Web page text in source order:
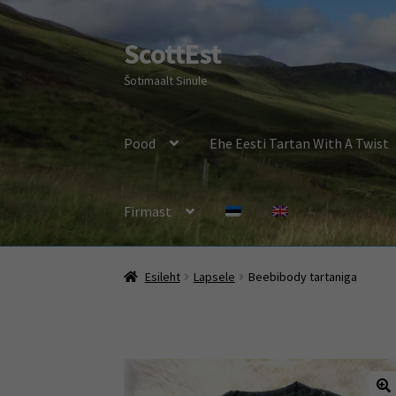
Liigu
navigeerimisele
Liigu
sisu
juurde
ScottEst
Šotimaalt Sinule
Pood Ehe Eesti Tartan With A Twist
Firmast
Esileht Lapsele Beebibody tartaniga